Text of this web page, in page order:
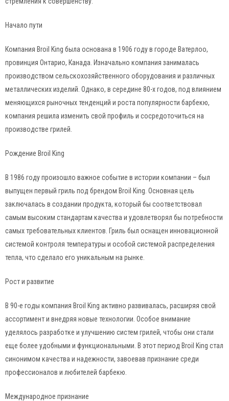
Начало пути
Компания Broil King была основана в 1906 году в городе Ватерлоо,
провинция Онтарио, Канада. Изначально компания занималась
производством сельскохозяйственного оборудования и различных
металлических изделий. Однако, в середине 80-х годов, под влиянием
меняющихся рыночных тенденций и роста популярности барбекю,
компания решила изменить свой профиль и сосредоточиться на
производстве грилей.
Рождение Broil King
В 1986 году произошло важное событие в истории компании – был
выпущен первый гриль под брендом Broil King. Основная цель
заключалась в создании продукта, который бы соответствовал
самым высоким стандартам качества и удовлетворял бы потребности
самых требовательных клиентов. Гриль был оснащен инновационной
системой контроля температуры и особой системой распределения
тепла, что сделало его уникальным на рынке.
Рост и развитие
В 90-е годы компания Broil King активно развивалась, расширяя свой
ассортимент и внедряя новые технологии. Особое внимание
уделялось разработке и улучшению систем грилей, чтобы они стали
еще более удобными и функциональными. В этот период Broil King стал
синонимом качества и надежности, завоевав признание среди
профессионалов и любителей барбекю.
Международное признание